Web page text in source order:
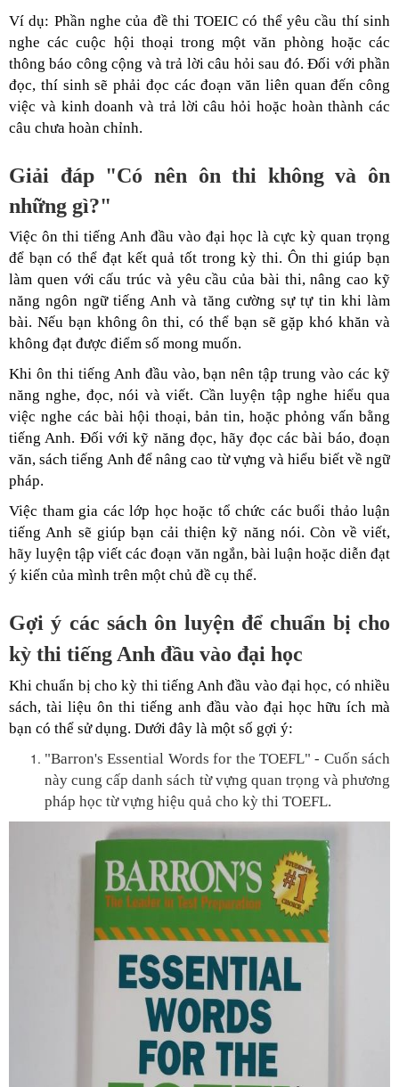
Ví dụ: Phần nghe của đề thi TOEIC có thể yêu cầu thí sinh
nghe các cuộc hội thoại trong một văn phòng hoặc các
thông báo công cộng và trả lời câu hỏi sau đó. Đối với phần
đọc, thí sinh sẽ phải đọc các đoạn văn liên quan đến công
việc và kinh doanh và trả lời câu hỏi hoặc hoàn thành các
câu chưa hoàn chỉnh.
Giải đáp "Có nên ôn thi không và ôn
những gì?"
Việc ôn thi tiếng Anh đầu vào đại học là cực kỳ quan trọng
để bạn có thể đạt kết quả tốt trong kỳ thi. Ôn thi giúp bạn
làm quen với cấu trúc và yêu cầu của bài thi, nâng cao kỹ
năng ngôn ngữ tiếng Anh và tăng cường sự tự tin khi làm
bài. Nếu bạn không ôn thi, có thể bạn sẽ gặp khó khăn và
không đạt được điểm số mong muốn.
Khi ôn thi tiếng Anh đầu vào, bạn nên tập trung vào các kỹ
năng nghe, đọc, nói và viết. Cần luyện tập nghe hiểu qua
việc nghe các bài hội thoại, bản tin, hoặc phỏng vấn bằng
tiếng Anh. Đối với kỹ năng đọc, hãy đọc các bài báo, đoạn
văn, sách tiếng Anh để nâng cao từ vựng và hiểu biết về ngữ
pháp.
Việc tham gia các lớp học hoặc tổ chức các buổi thảo luận
tiếng Anh sẽ giúp bạn cải thiện kỹ năng nói. Còn về viết,
hãy luyện tập viết các đoạn văn ngắn, bài luận hoặc diễn đạt
ý kiến của mình trên một chủ đề cụ thể.
Gợi ý các sách ôn luyện để chuẩn bị cho
kỳ thi tiếng Anh đầu vào đại học
Khi chuẩn bị cho kỳ thi tiếng Anh đầu vào đại học, có nhiều
sách, tài liệu ôn thi tiếng anh đầu vào đại học hữu ích mà
bạn có thể sử dụng. Dưới đây là một số gợi ý:
"Barron's Essential Words for the TOEFL" - Cuốn sách
này cung cấp danh sách từ vựng quan trọng và phương
pháp học từ vựng hiệu quả cho kỳ thi TOEFL.